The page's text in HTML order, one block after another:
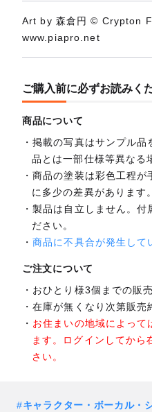
Art by 森倉円 © Crypton
www.piapro.net
ご購入前に必ずお読みく
商品について
掲載の写真はサンプル品
品とは一部仕様等異なる
商品の塗装は彩色工程が
に多少の差異があります
製品は自立しません。付
ださい。
商品に不具合が発生して
ご注文について
おひとり様3個までの販
在庫が無くなり次第販売
お住まいの地域によって
ます。ログインしてから
さい。
#キャラクター・ボーカル・